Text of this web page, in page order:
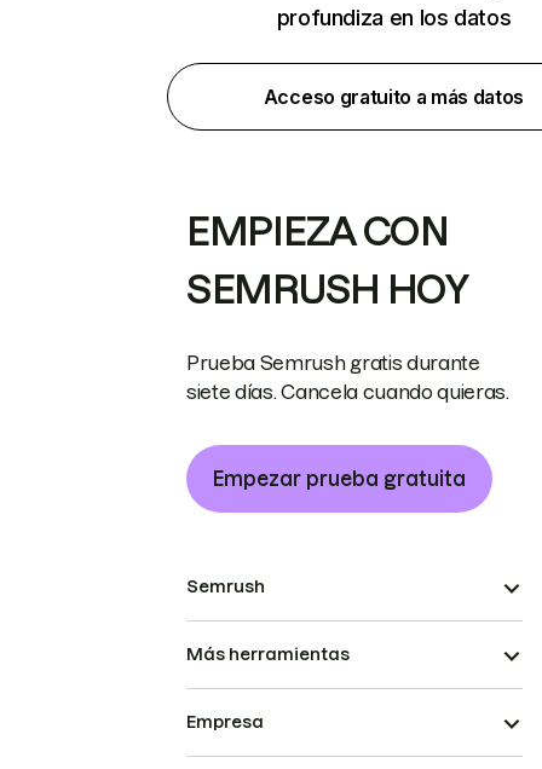
profundiza en los datos
Acceso gratuito a más datos
EMPIEZA CON
SEMRUSH HOY
Prueba Semrush gratis durante
siete días. Cancela cuando quieras.
Empezar prueba gratuita
Semrush
Más herramientas
Empresa